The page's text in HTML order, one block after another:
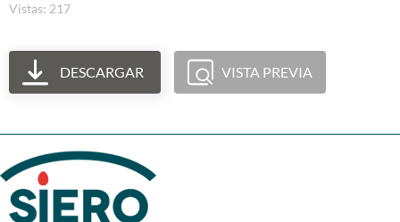
Vistas: 217
DESCARGAR VISTA PREVIA